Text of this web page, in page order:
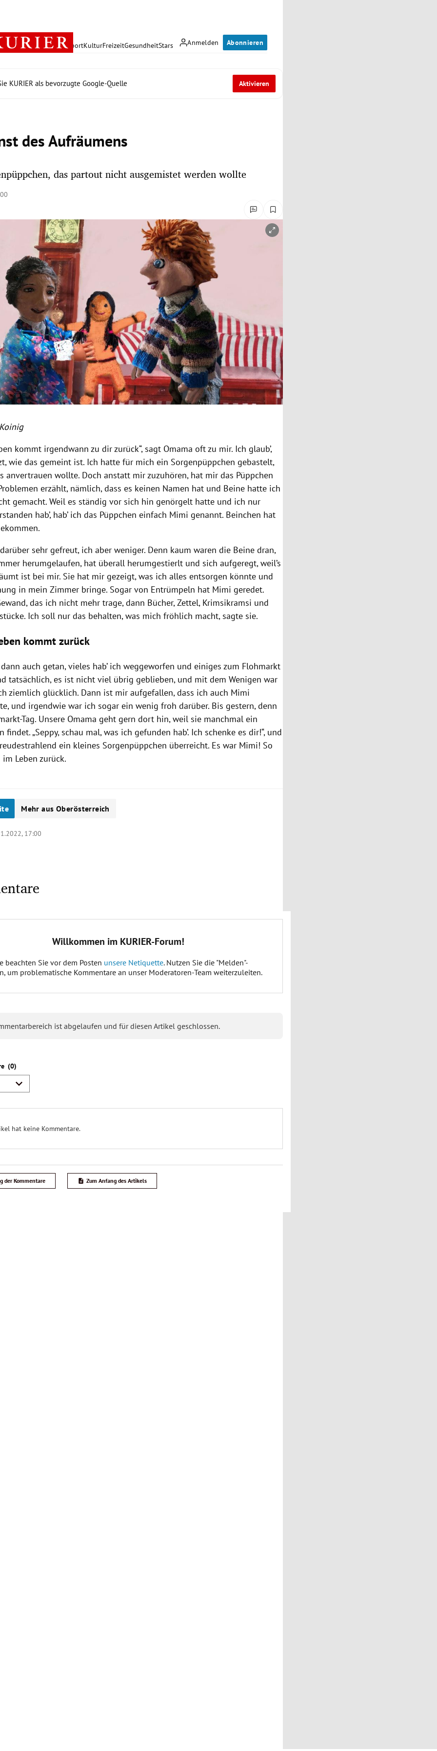
Anmelden Abonnieren
PolitikWirtschaft SportKulturFreizeitGesundheitStars
KURIER als bevorzugte Google-Quelle Aktivieren
des Aufräumens
das partout nicht ausgemistet werden wollte
öffnen/schließen
kommt irgendwann zu dir zurück“, sagt Omama oft zu mir. Ich glaub’,
wie das gemeint ist. Ich hatte für mich ein Sorgenpüppchen gebastelt,
anvertrauen wollte. Doch anstatt mir zuzuhören, hat mir das Püppchen
erzählt, nämlich, dass es keinen Namen hat und Beine hatte ich
gemacht. Weil es ständig vor sich hin genörgelt hatte und ich nur
hab’, hab’ ich das Püppchen einfach Mimi genannt. Beinchen hat
sehr gefreut, ich aber weniger. Denn kaum waren die Beine dran,
herumgelaufen, hat überall herumgestierlt und sich aufgeregt, weil’s
ist bei mir. Sie hat mir gezeigt, was ich alles entsorgen könnte und
in mein Zimmer bringe. Sogar von Entrümpeln hat Mimi geredet.
das ich nicht mehr trage, dann Bücher, Zettel, Krimsikramsi und
Ich soll nur das behalten, was mich fröhlich macht, sagte sie.
kommt zurück
dann auch getan, vieles hab’ ich weggeworfen und einiges zum Flohmarkt
tatsächlich, es ist nicht viel übrig geblieben, und mit dem Wenigen war
ziemlich glücklich. Dann ist mir aufgefallen, dass ich auch Mimi
und irgendwie war ich sogar ein wenig froh darüber. Bis gestern, denn
Tag. Unsere Omama geht gern dort hin, weil sie manchmal ein
findet. „Seppy, schau mal, was ich gefunden hab’. Ich schenke es dir!“, und
ein kleines Sorgenpüppchen überreicht. Es war Mimi! So
Leben zurück.
Mehr aus Oberösterreich
17:00